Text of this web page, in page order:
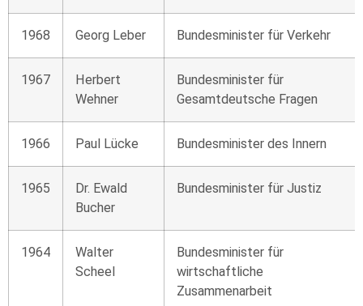
1968 Georg Leber Bundesminister für Verkehr
1967
Herbert
Wehner
Bundesminister für
Gesamtdeutsche Fragen
1966 Paul Lücke Bundesminister des Innern
1965
Dr. Ewald
Bucher
Bundesminister für Justiz
1964
Walter
Scheel
Bundesminister für
wirtschaftliche
Zusammenarbeit